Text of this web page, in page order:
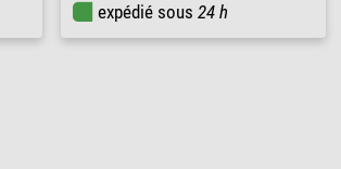
expédié sous 24 h